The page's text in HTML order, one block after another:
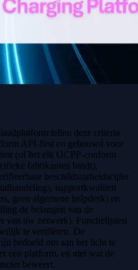
tellen deze criteria
API-first en gebouwd voor
(of het elk OCPP-conform
fabrikanten bindt),
beschikbaarheidscijfer
supportkwaliteit
geen algemene helpdesk) en
de belangen van de
van uw netwerk). Functielijsten
te verifiëren. De
bedoeld om aan het licht te
een platform, en niet wat de
beweert.